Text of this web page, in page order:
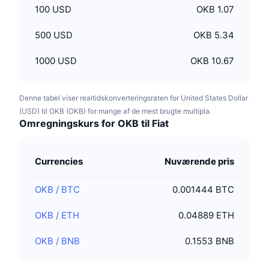
100 USD OKB 1.07
500 USD OKB 5.34
1000 USD OKB 10.67
Denne tabel viser realtidskonverteringsraten for United States Dollar
(USD) til OKB (OKB) for mange af de mest brugte multipla.
Omregningskurs for OKB til Fiat
Currencies Nuværende pris
OKB / BTC 0.001444 BTC
OKB / ETH 0.04889 ETH
OKB / BNB 0.1553 BNB